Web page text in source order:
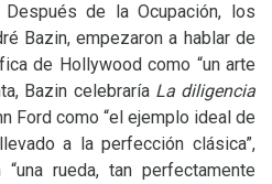
Después de la Ocupación, los
Bazin, empezaron a hablar de
de Hollywood como “un arte
Bazin celebraría La diligencia
Ford como “el ejemplo ideal de
a la perfección clásica”,
rueda, tan perfectamente